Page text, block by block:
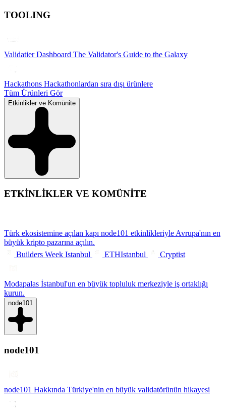
TOOLING
Validatier Dashboard The Validator's Guide to the Galaxy
Hackathons Hackathonlardan sıra dışı ürünlere
Tüm Ürünleri Gör
Etkinlikler ve Komünite
ETKİNLİKLER VE KOMÜNİTE
Türk ekosistemine açılan kapı node101 etkinlikleriyle Avrupa'nın en
büyük kripto pazarına açılın.
Builders Week Istanbul
ETHIstanbul Cryptist
Modapalas İstanbul'un en büyük topluluk merkeziyle iş ortaklığı
kurun.
node101
node101
node101 Hakkında Türkiye'nin en büyük validatörünün hikayesi